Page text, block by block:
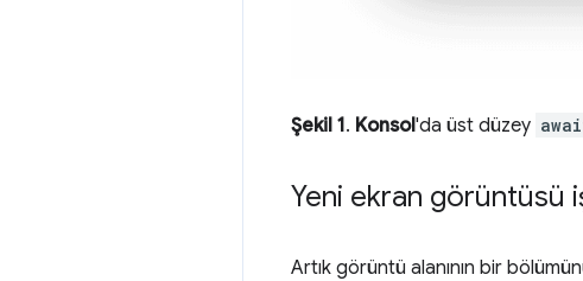
Şekil 1. Konsol'da üst düzey
Yeni ekran görüntüsü iş
Artık görüntü alanının bir